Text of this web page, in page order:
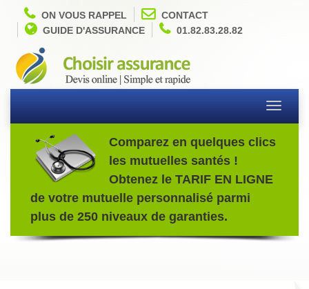
ON VOUS RAPPEL
CONTACT
GUIDE D'ASSURANCE
01.82.83.28.82
Toggle
Comparez en quelques clics
les mutuelles santés !
Obtenez le TARIF EN LIGNE
de votre mutuelle personnalisé parmi
plus de 250 niveaux de garanties.